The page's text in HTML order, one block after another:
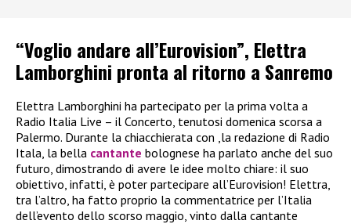
“Voglio andare all’Eurovision”, Elettra
Lamborghini pronta al ritorno a Sanremo
Elettra Lamborghini ha partecipato per la prima volta a
Radio Italia Live – il Concerto, tenutosi domenica scorsa a
Palermo. Durante la chiacchierata con ,la redazione di Radio
Itala, la bella cantante bolognese ha parlato anche del suo
futuro, dimostrando di avere le idee molto chiare: il suo
obiettivo, infatti, è poter partecipare all’Eurovision! Elettra,
tra l’altro, ha fatto proprio la commentatrice per l’Italia
dell’evento dello scorso maggio, vinto dalla cantante